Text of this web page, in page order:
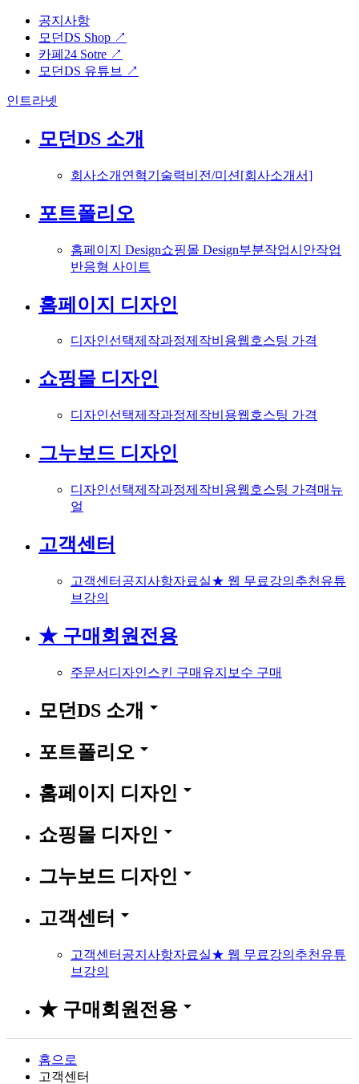
공지사항
모던DS Shop ↗
카페24 Sotre ↗
모던DS 유튜브 ↗
인트라넷
모던DS 소개
회사소개 연혁기술력비전/미션 [회사소개서]
포트폴리오
홈페이지 Design쇼핑몰 Design부분작업시안작업
반응형 사이트
홈페이지 디자인
디자인선택제작과정제작비용웹호스팅 가격
쇼핑몰 디자인
디자인선택제작과정제작비용웹호스팅 가격
그누보드 디자인
디자인선택제작과정제작비용웹호스팅 가격매뉴
얼
고객센터
고객센터 공지사항자료실★ 웹 무료강의 추천유튜
브강의
★ 구매회원전용
주문서 디자인스킨 구매 유지보수 구매
모던DS 소개 arrow_drop_down
포트폴리오 arrow_drop_down
홈페이지 디자인 arrow_drop_down
쇼핑몰 디자인 arrow_drop_down
그누보드 디자인 arrow_drop_down
고객센터 arrow_drop_down
고객센터 공지사항자료실★ 웹 무료강의 추천유튜
브강의
★ 구매회원전용 arrow_drop_down
홈으로
고객센터